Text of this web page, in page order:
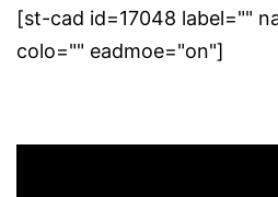
[st-cad id=17048 label=""
colo="" eadmoe="on"]